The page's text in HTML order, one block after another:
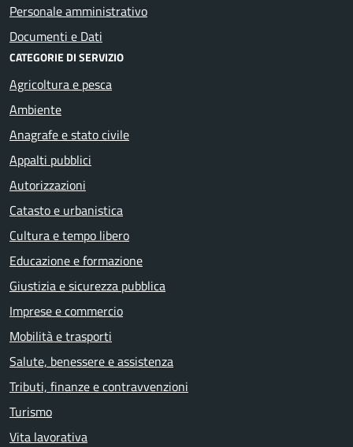
Personale amministrativo
Documenti e Dati
CATEGORIE DI SERVIZIO
Agricoltura e pesca
Ambiente
Anagrafe e stato civile
Appalti pubblici
Autorizzazioni
Catasto e urbanistica
Cultura e tempo libero
Educazione e formazione
Giustizia e sicurezza pubblica
Imprese e commercio
Mobilità e trasporti
Salute, benessere e assistenza
Tributi, finanze e contravvenzioni
Turismo
Vita lavorativa